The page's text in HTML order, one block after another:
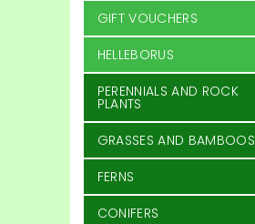
GIFT VOUCHERS
HELLEBORUS
PERENNIALS AND ROCK
PLANTS
GRASSES AND BAMBOOS
FERNS
CONIFERS